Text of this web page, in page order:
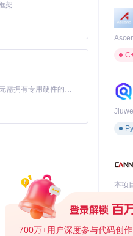
700万+用户深度参与代码创
Edit2/Pictcure
板
Edit2/Pictcures/Mis
架
基于Python的Xiaozhi AI，适用于想要完整Xiaozhi体验而无需拥有专用硬件的用户。